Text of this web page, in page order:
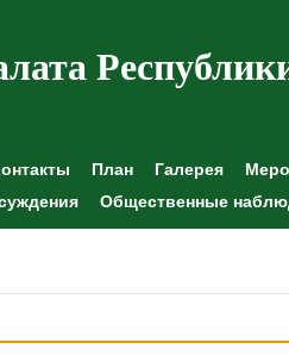
План Галерея
Общественные